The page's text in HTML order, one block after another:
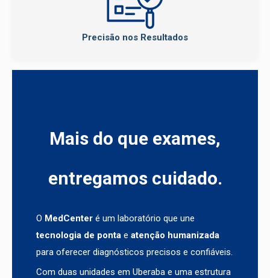
Precisão nos Resultados
Mais do que exames,
entregamos cuidado.
O MedCenter é um laboratório que une
tecnologia de ponta e atenção humanizada
para oferecer diagnósticos precisos e confiáveis.
Com duas unidades em Uberaba e uma estrutura